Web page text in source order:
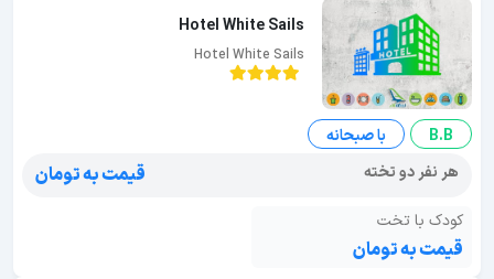
Hotel White Sails
Hotel White Sails
B.B
با صبحانه
هر نفر دو تخته
قیمت به تومان
کودک با تخت
قیمت به تومان